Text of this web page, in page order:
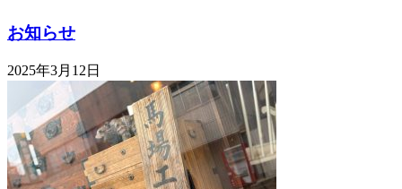
お知らせ
2025年3月12日